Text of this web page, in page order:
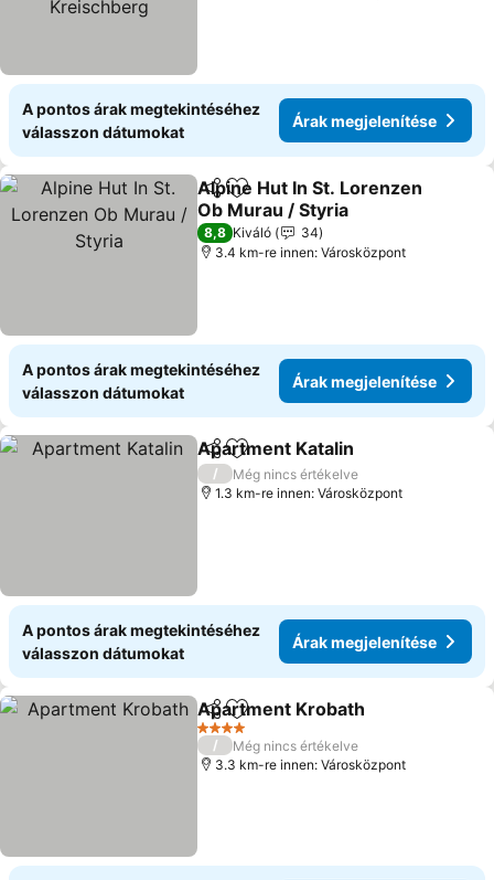
A pontos árak megtekintéséhez
válasszon dátumokat
Árak megjelenítése
Megosztás
Hozzáadás a kedvencekhez
Alpine Hut In St. Lorenzen
Ob Murau / Styria
8,8 Kiváló
34
3.4 km-re innen: Városközpont
A pontos árak megtekintéséhez
válasszon dátumokat
Árak megjelenítése
Megosztás
Hozzáadás a kedvencekhez
Apartment Katalin
/
Még nincs értékelve
1.3 km-re innen: Városközpont
A pontos árak megtekintéséhez
válasszon dátumokat
Árak megjelenítése
Megosztás
Hozzáadás a kedvencekhez
Apartment Krobath
4 Kategória
/
Még nincs értékelve
3.3 km-re innen: Városközpont